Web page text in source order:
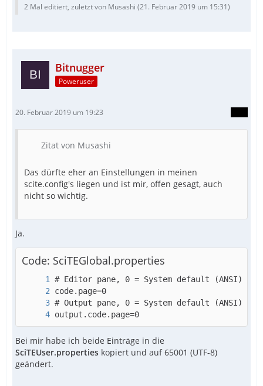
2 Mal editiert, zuletzt von Musashi (21. Februar 2019 um 15:31)
Bitnugger
Poweruser
20. Februar 2019 um 19:23
Zitat von Musashi
Das dürfte eher an Einstellungen in meinen
scite.config's liegen und ist mir, offen gesagt, auch
nicht so wichtig.
Ja.
Code: SciTEGlobal.properties
output.code.page=0
Bei mir habe ich beide Einträge in die
SciTEUser.properties kopiert und auf 65001 (UTF-8)
geändert.